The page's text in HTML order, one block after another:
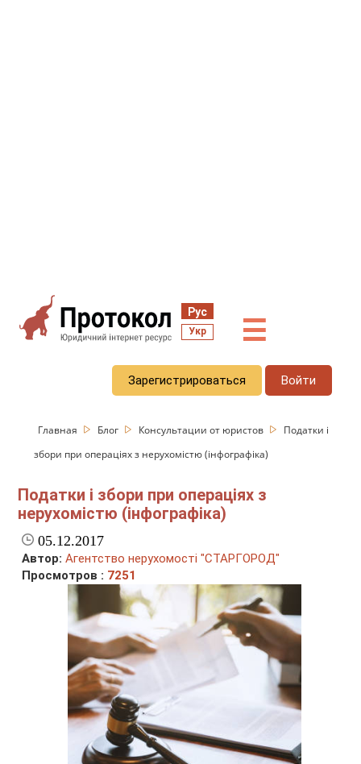
Рус
Укр ☰
Зарегистрироваться Войти
Главная Блог Консультации от юристов
Податки і
збори при операціях з нерухомістю (інфографіка)
Податки і збори при операціях з
нерухомістю (інфографіка)
05.12.2017
Автор: Агентство нерухомості "СТАРГОРОД"
Просмотров : 7251